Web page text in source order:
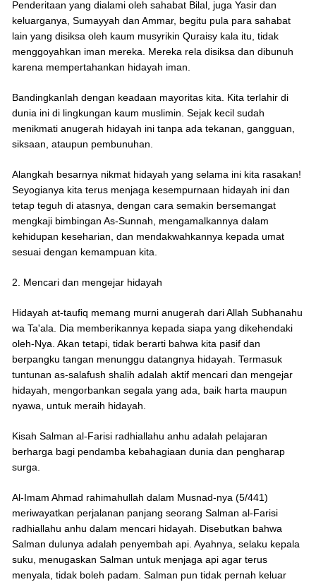
Penderitaan yang dialami oleh sahabat Bilal, juga Yasir dan
keluarganya, Sumayyah dan Ammar, begitu pula para sahabat
lain yang disiksa oleh kaum musyrikin Quraisy kala itu, tidak
menggoyahkan iman mereka. Mereka rela disiksa dan dibunuh
karena mempertahankan hidayah iman.
Bandingkanlah dengan keadaan mayoritas kita. Kita terlahir di
dunia ini di lingkungan kaum muslimin. Sejak kecil sudah
menikmati anugerah hidayah ini tanpa ada tekanan, gangguan,
siksaan, ataupun pembunuhan.
Alangkah besarnya nikmat hidayah yang selama ini kita rasakan!
Seyogianya kita terus menjaga kesempurnaan hidayah ini dan
tetap teguh di atasnya, dengan cara semakin bersemangat
mengkaji bimbingan As-Sunnah, mengamalkannya dalam
kehidupan keseharian, dan mendakwahkannya kepada umat
sesuai dengan kemampuan kita.
2. Mencari dan mengejar hidayah
Hidayah at-taufiq memang murni anugerah dari Allah Subhanahu
wa Ta'ala. Dia memberikannya kepada siapa yang dikehendaki
oleh-Nya. Akan tetapi, tidak berarti bahwa kita pasif dan
berpangku tangan menunggu datangnya hidayah. Termasuk
tuntunan as-salafush shalih adalah aktif mencari dan mengejar
hidayah, mengorbankan segala yang ada, baik harta maupun
nyawa, untuk meraih hidayah.
Kisah Salman al-Farisi radhiallahu anhu adalah pelajaran
berharga bagi pendamba kebahagiaan dunia dan pengharap
surga.
Al-Imam Ahmad rahimahullah dalam Musnad-nya (5/441)
meriwayatkan perjalanan panjang seorang Salman al-Farisi
radhiallahu anhu dalam mencari hidayah. Disebutkan bahwa
Salman dulunya adalah penyembah api. Ayahnya, selaku kepala
suku, menugaskan Salman untuk menjaga api agar terus
menyala, tidak boleh padam. Salman pun tidak pernah keluar